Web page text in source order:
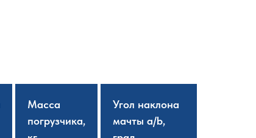
Масса
погрузчика,
Угол наклона
мачты a/b,